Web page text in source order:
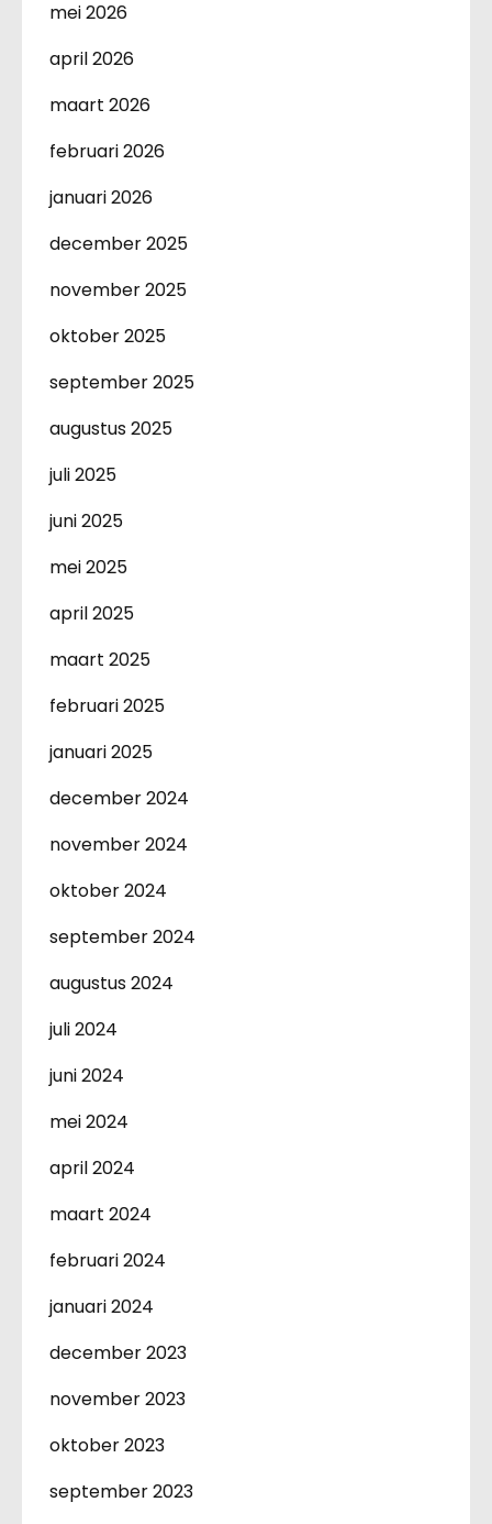
mei 2026
april 2026
maart 2026
februari 2026
januari 2026
december 2025
november 2025
oktober 2025
september 2025
augustus 2025
juli 2025
juni 2025
mei 2025
april 2025
maart 2025
februari 2025
januari 2025
december 2024
november 2024
oktober 2024
september 2024
augustus 2024
juli 2024
juni 2024
mei 2024
april 2024
maart 2024
februari 2024
januari 2024
december 2023
november 2023
oktober 2023
september 2023